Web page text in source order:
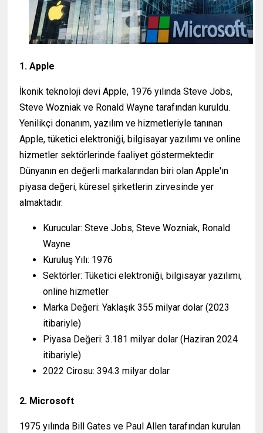
1. Apple
İkonik teknoloji devi Apple, 1976 yılında Steve Jobs,
Steve Wozniak ve Ronald Wayne tarafından kuruldu.
Yenilikçi donanım, yazılım ve hizmetleriyle tanınan
Apple, tüketici elektroniği, bilgisayar yazılımı ve online
hizmetler sektörlerinde faaliyet göstermektedir.
Dünyanın en değerli markalarından biri olan Apple'ın
piyasa değeri, küresel şirketlerin zirvesinde yer
almaktadır.
Kurucular: Steve Jobs, Steve Wozniak, Ronald
Wayne
Kuruluş Yılı: 1976
Sektörler: Tüketici elektroniği, bilgisayar yazılımı,
online hizmetler
Marka Değeri: Yaklaşık 355 milyar dolar (2023
itibariyle)
Piyasa Değeri: 3.181 milyar dolar (Haziran 2024
itibariyle)
2022 Cirosu: 394.3 milyar dolar
2. Microsoft
1975 yılında Bill Gates ve Paul Allen tarafından kurulan